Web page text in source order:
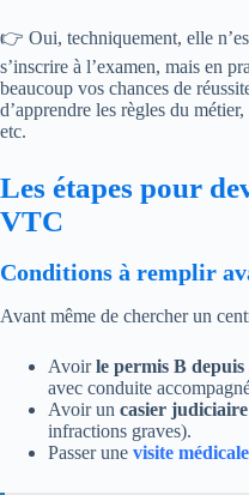
👉 Oui, techniquement, elle
s’inscrire à l’examen, mais en
beaucoup vos chances de
d’apprendre les règles du
etc.
Les étapes pour
VTC
Conditions à remplir
Avant même de chercher un
Avoirle permis B depuis
avec conduite
Avoir un casier
infractions graves).
Passer une visite